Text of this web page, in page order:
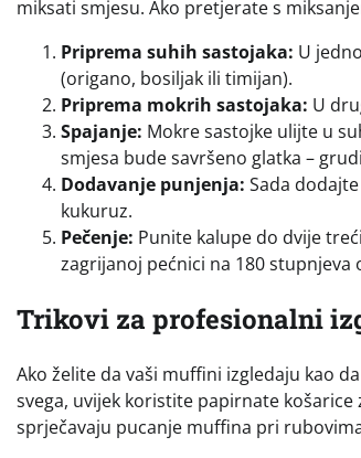
miksati smjesu. Ako pretjerate s
Priprema suhih sastojaka: U
(origano, bosiljak ili timijan).
Priprema mokrih sastojaka: U
Spajanje: Mokre sastojke ulijte u
smjesa bude savršeno glatka –
Dodavanje punjenja: Sada
kukuruz.
Pečenje: Punite kalupe do dvije
zagrijanoj pećnici na 180
Trikovi za profesionalni
Ako želite da vaši muffini izgledaju kao
svega, uvijek koristite papirnate košarice
sprječavaju pucanje muffina pri